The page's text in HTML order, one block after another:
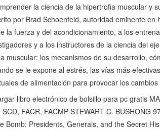
la ciencia de la hipertrofia muscular y
por Brad Schoenfeld, autoridad eminente en
la fuerza y del acondicionamiento, a los
y a los instructores de la ciencia del
muscular: los mecanismos de su desarrollo,
se le expone al estrés, las vías más
de alimentación para provocar los
libro electrónico de bolsillo para pc gratis
FACR, FACMP STEWART C. BUSHONG
Bomb: Presidents, Generals, and the Secret